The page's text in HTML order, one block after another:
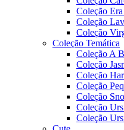
Coleção
Coleção
Coleção
Coleção Temática
Coleção A
Coleção
Coleção
Coleção
Coleção
Coleção
Coleção